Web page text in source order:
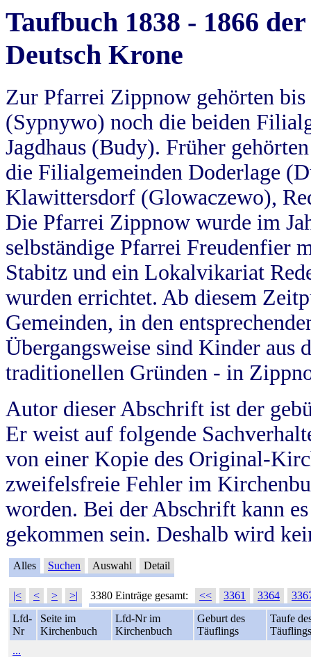
Taufbuch 1838 - 1866
Deutsch Krone
Zur Pfarrei Zippnow gehörten
(Sypnywo) noch die beiden
Jagdhaus (Budy). Früher
die Filialgemeinden Doderlage
Klawittersdorf (Glowaczewo),
Die Pfarrei Zippnow wurde im
selbständige Pfarrei Freudenfier
Stabitz und ein Lokalvikariat
wurden errichtet. Ab diesem
Gemeinden, in den
Übergangsweise sind Kinder aus
traditionellen Gründen - in
Autor dieser Abschrift ist der
Er weist auf folgende
von einer Kopie des Original-
zweifelsfreie Fehler im
worden. Bei der Abschrift kann
gekommen sein. Deshalb wird
Alles Suchen Auswahl Detail
|< < > >| 3380 Einträge gesamt: << 3361 3364
Lfd-
Nr
Seite im
Kirchenbuch
Lfd-Nr im
Kirchenbuch
Geburt des
Täuflings
Taufe
Täuflings
...